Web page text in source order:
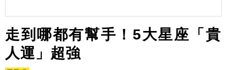
走到哪都有幫手！5大星座「貴
人運」超強